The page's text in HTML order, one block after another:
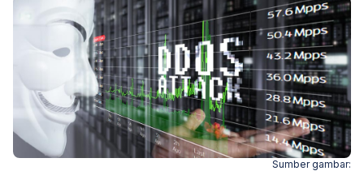
Sumber gambar: